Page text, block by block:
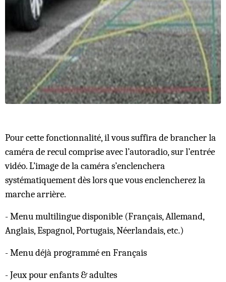
Pour cette fonctionnalité, il vous suffira de brancher la
caméra de recul comprise avec l’autoradio, sur l’entrée
vidéo. L’image de la caméra s’enclenchera
systématiquement dès lors que vous enclencherez la
marche arrière.
- Menu multilingue disponible (Français, Allemand,
Anglais, Espagnol, Portugais, Néerlandais, etc.)
- Menu déjà programmé en Français
- Jeux pour enfants & adultes